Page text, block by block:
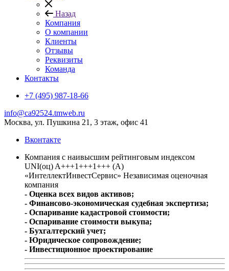
Назад
Компания
О компании
Клиенты
Отзывы
Реквизиты
Команда
Контакты
+7 (495) 987-18-66
info@ca92524.tmweb.ru
Москва, ул. Пушкина 21, 3 этаж, офис 41
Вконтакте
Компания с наивысшим рейтинговым индексом
UNI(оц) A+++1+++1+++ (A)
«ИнтеллектИнвестСервис» Независимая оценочная
компания
- Оценка всех видов активов;
- Финансово-экономическая судебная экспертиза;
- Оспаривание кадастровой стоимости;
- Оспаривание стоимости выкупа;
- Бухгалтерский учет;
- Юридическое сопровождение;
- Инвестиционное проектирование